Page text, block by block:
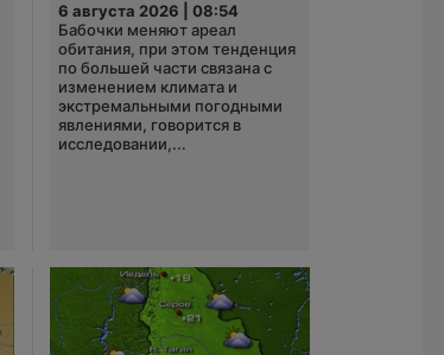
6 августа 2026 | 08:54
Бабочки меняют ареал
обитания, при этом тенденция
по большей части связана с
изменением климата и
экстремальными погодными
явлениями, говорится в
исследовании,...